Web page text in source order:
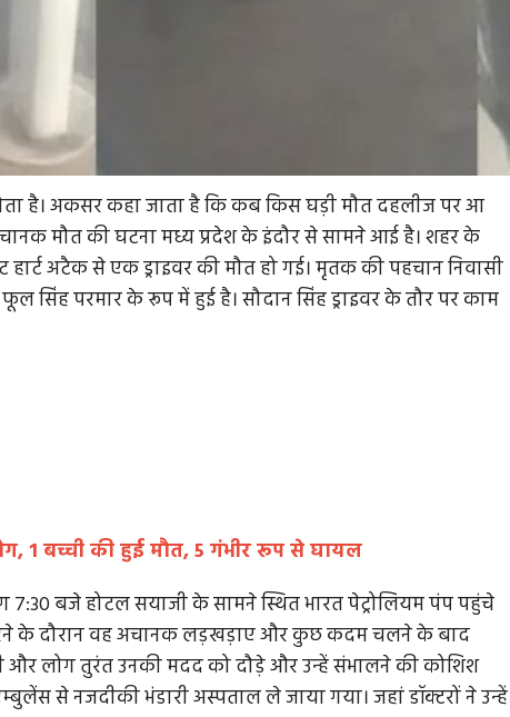
है। अकसर कहा जाता है कि कब किस घड़ी मौत दहलीज पर आ
मौत की घटना मध्य प्रदेश के इंदौर से सामने आई है। शहर के
अटैक से एक ड्राइवर की मौत हो गई। मृतक की पहचान निवासी
फूल सिंह परमार के रूप में हुई है। सौदान सिंह ड्राइवर के तौर पर काम
1 बच्ची की हुई मौत, 5 गंभीर रूप से घायल
बजे होटल सयाजी के सामने स्थित भारत पेट्रोलियम पंप पहुंचे
भरने के दौरान वह अचानक लड़खड़ाए और कुछ कदम चलने के बाद
और लोग तुरंत उनकी मदद को दौड़े और उन्हें संभालने की कोशिश
से नजदीकी भंडारी अस्पताल ले जाया गया। जहां डॉक्टरों ने उन्हें